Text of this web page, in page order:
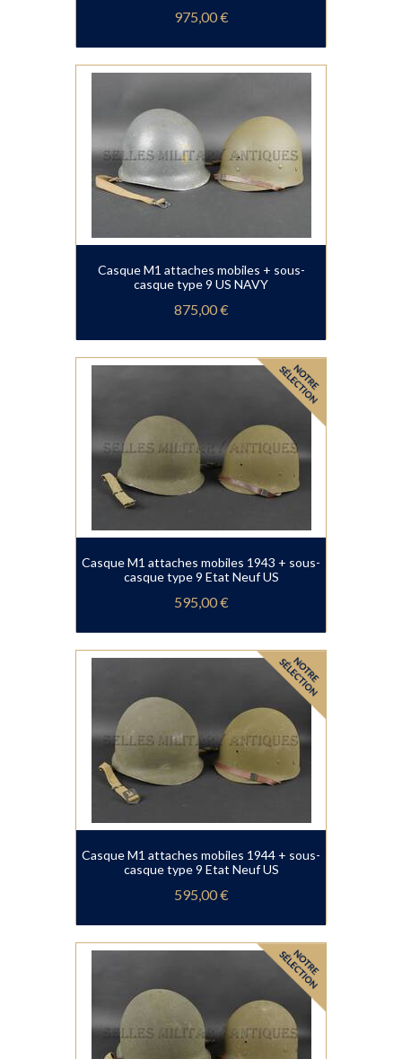
975,00 €
Casque M1 attaches mobiles + sous-
casque type 9 US NAVY
875,00 €
Casque M1 attaches mobiles 1943 + sous-
casque type 9 Etat Neuf US
595,00 €
Casque M1 attaches mobiles 1944 + sous-
casque type 9 Etat Neuf US
595,00 €